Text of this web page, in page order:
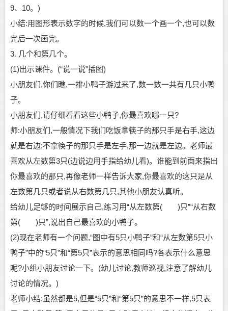
9、10。)
小结:用图形表示数字的时候,我们可以数一个画一个,也可以数
完后一次画完。
3. 几个和第几个。
(1)出示课件。(“说一说”插图)
小朋友们,你们瞧,一排小鸭子游过来了,数一数一共有几只小鸭
子。
小朋友们,请仔细看看这些小鸭子,你最喜欢哪一只?
师:小朋友们,一般情况下我们吃饭拿筷子的那只手是右手,这边
就是右边;不拿筷子的那只手是左手,那一边就是左边。老师最
喜欢从左数第3只(边说边用手指给幼儿看)。谁能到前面来指出
你最喜欢的那只,再像老师一样告诉大家,你最喜欢的这只是从
左数第几只或者说从右数第几只,其他小朋友认真听。
给幼儿足够的时间展示自己,练习用“从左数第( )只”“从右数
第( )只”,说出自己最喜欢的小鸭子。
(2)现在老师有一个问题,“图中有5只小鸭子”和“从左数第5只小
鸭子”中的“5只”和“第5只”表示的意思相同吗?各表示什么意思
呢?小组小朋友讨论一下。 (幼儿讨论,教师巡视,注意了解幼儿
讨论的情况。 )
老师小结:虽然都是5,但是“5只”和“第5只”的意思不一样,5只表